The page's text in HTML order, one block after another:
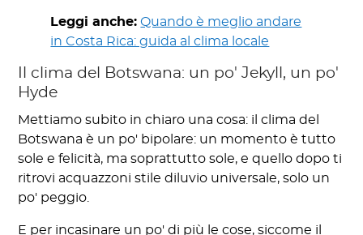
Leggi anche: Quando è meglio andare
in Costa Rica: guida al clima locale
Il clima del Botswana: un po' Jekyll, un po'
Hyde
Mettiamo subito in chiaro una cosa: il clima del
Botswana è un po' bipolare: un momento è tutto
sole e felicità, ma soprattutto sole, e quello dopo ti
ritrovi acquazzoni stile diluvio universale, solo un
po' peggio.
E per incasinare un po' di più le cose, siccome il